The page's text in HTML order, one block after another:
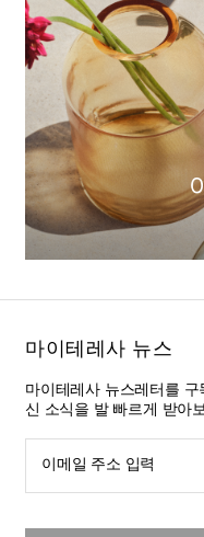
마이테레사 뉴스
마이테레사 뉴스레터를 구
신 소식을 발 빠르게 받아
이메일 주소 입력